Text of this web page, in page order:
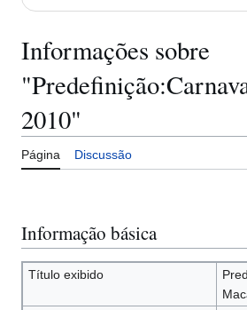
Informações sobre
2010"
Página Discussão
Informação básica
Título exibido